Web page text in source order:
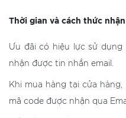
Thời gian và cách thức
Ưu đãi có hiệu lực sử
nhận được tin nhắn email.
Khi mua hàng tại cửa
mã code được nhận qua